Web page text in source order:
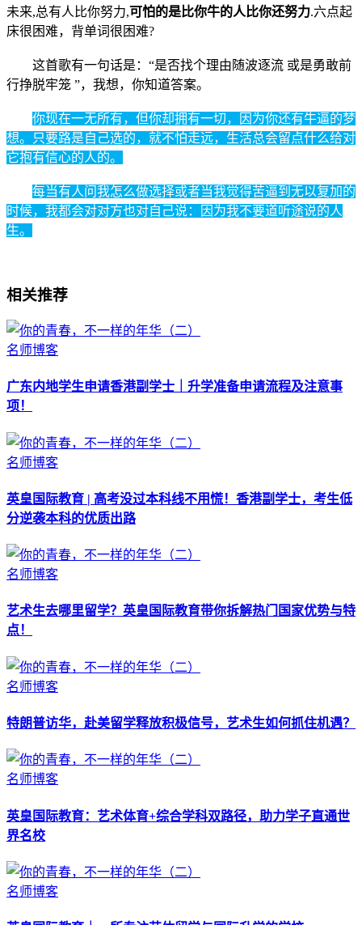
未来,总有人比你努力,可怕的是比你牛的人比你还努力.六点起
床很困难，背单词很困难?
这首歌有一句话是：“是否找个理由随波逐流 或是勇敢前
行挣脱牢笼 ”，我想，你知道答案。
你现在一无所有，但你却拥有一切，因为你还有牛逼的梦
想。只要路是自己选的，就不怕走远，生活总会留点什么给对
它抱有信心的人的。
每当有人问我怎么做选择或者当我觉得苦逼到无以复加的
时候，我都会对对方也对自己说：因为我不要道听途说的人
生。
相关推荐
名师博客
广东内地学生申请香港副学士｜升学准备申请流程及注意事
项！
名师博客
英皇国际教育 | 高考没过本科线不用慌！香港副学士，考生低
分逆袭本科的优质出路
名师博客
艺术生去哪里留学？英皇国际教育带你拆解热门国家优势与特
点！
名师博客
特朗普访华，赴美留学释放积极信号，艺术生如何抓住机遇？
名师博客
英皇国际教育：艺术体育+综合学科双路径，助力学子直通世
界名校
名师博客